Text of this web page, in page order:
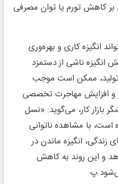
بر کاهش تورم یا توان مصرفی
انگیزه کاری و بهره‌وری
انگیزه ناشی از دستمزد
تولید، ممکن است موجب
و افزایش مهاجرت تخصصی
بازار کار، می‌گوید: «نسل
است، با مشاهده ناتوانی
انگیزه ماندن در
و این روند به کاهش